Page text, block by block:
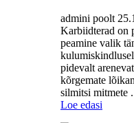
admini poolt
Karbiidterad on
peamine valik
pidevalt
kõrgemate
silmitsi mitmete
Loe edasi